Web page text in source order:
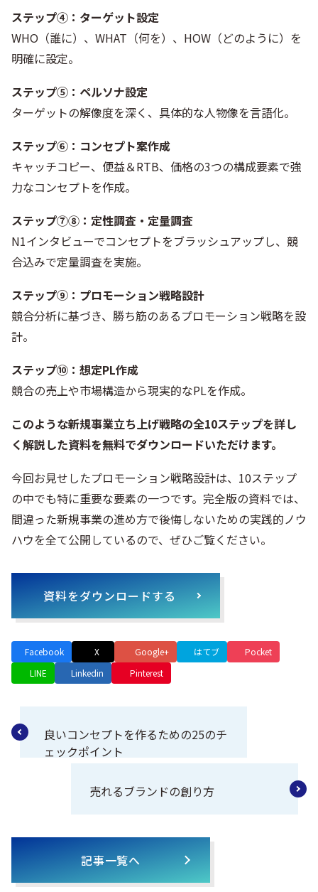
ステップ④：ターゲット設定
WHO（誰に）、WHAT（何を）、HOW（どのように）を
明確に設定。
ステップ⑤：ペルソナ設定
ターゲットの解像度を深く、具体的な人物像を言語化。
ステップ⑥：コンセプト案作成
キャッチコピー、便益＆RTB、価格の3つの構成要素で強
力なコンセプトを作成。
ステップ⑦⑧：定性調査・定量調査
N1インタビューでコンセプトをブラッシュアップし、競
合込みで定量調査を実施。
ステップ⑨：プロモーション戦略設計
競合分析に基づき、勝ち筋のあるプロモーション戦略を設
計。
ステップ⑩：想定PL作成
競合の売上や市場構造から現実的なPLを作成。
このような新規事業立ち上げ戦略の全10ステップを詳し
く解説した資料を無料でダウンロードいただけます。
今回お見せしたプロモーション戦略設計は、10ステップ
の中でも特に重要な要素の一つです。完全版の資料では、
間違った新規事業の進め方で後悔しないための実践的ノウ
ハウを全て公開しているので、ぜひご覧ください。
資料をダウンロードする
Facebook X Google+ はてブ
Pocket
LINE
Linkedin Pinterest
良いコンセプトを作るための25のチ
ェックポイント
売れるブランドの創り方
記事一覧へ